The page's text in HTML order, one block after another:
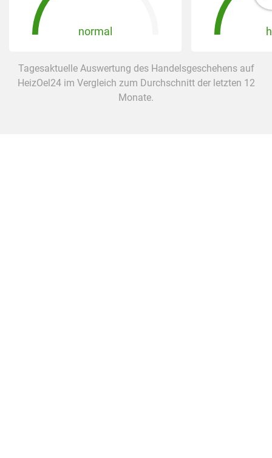
normal
Tagesaktuelle Auswertung des Handelsgeschehens auf
HeizOel24 im Vergleich zum Durchschnitt der letzten 12
Monate.